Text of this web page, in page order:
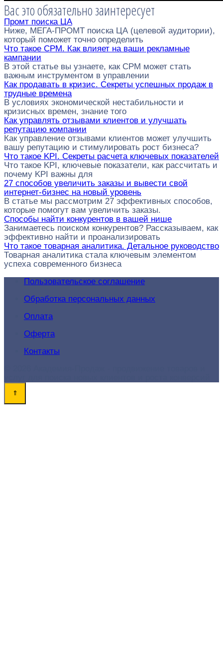
Вас это обязательно заинтересует
Промт поиска ЦА
Ниже, МЕГА-ПРОМТ поиска ЦА (целевой аудитории),
который поможет точно определить
Что такое CPM. Как влияет на ваши рекламные
кампании
В этой статье вы узнаете, как CPM может стать
важным инструментом в управлении
Как продавать в кризис. Секреты успешных продаж в
трудные времена
В условиях экономической нестабильности и
кризисных времен, знание того
Как управлять отзывами клиентов и улучшать
репутацию компании
Как управление отзывами клиентов может улучшить
вашу репутацию и стимулировать рост бизнеса?
Что такое KPI. Секреты расчета ключевых показателей
Что такое KPI, ключевые показатели, как рассчитать и
почему KPI важны для
27 способов увеличить заказы и вывести свой
интернет-бизнес на новый уровень
В статье мы рассмотрим 27 эффективных способов,
которые помогут вам увеличить заказы.
Способы найти конкурентов в вашей нише
Занимаетесь поиском конкурентов? Рассказываем, как
эффективно найти и проанализировать
Что такое товарная аналитика. Детальное руководство
Товарная аналитика стала ключевым элементом
успеха современного бизнеса
Пользовательское соглашение
Обработка персональных данных
Оплата
Оферта
Контакты